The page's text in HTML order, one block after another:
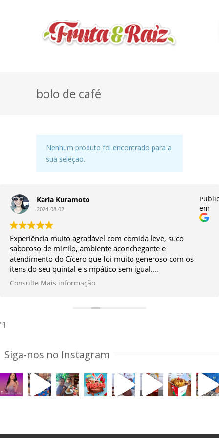
bolo de café
Nenhum produto foi encontrado para a
sua seleção.
em
Karla Kuramoto
2024-08-02
Experiência muito agradável com comida leve, suco
saboroso de mirtilo, ambiente aconchegante e
atendimento do Cícero que foi muito generoso com os
itens do seu quintal e simpático sem igual.
Vale muito a ida!
*Façam a reserva antes.
Consulte Mais informação
"]
Siga-nos no Instagram